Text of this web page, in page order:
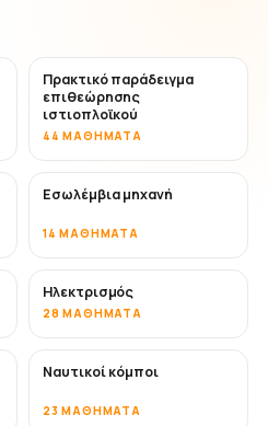
Πρακτικό παράδειγμα
επιθεώρησης
ιστιοπλοϊκού
44 ΜΑΘΉΜΑΤΑ
Εσωλέμβια μηχανή
14 ΜΑΘΉΜΑΤΑ
Ηλεκτρισμός
28 ΜΑΘΉΜΑΤΑ
Ναυτικοί κόμποι
23 ΜΑΘΉΜΑΤΑ